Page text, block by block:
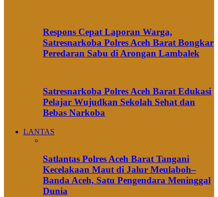
Respons Cepat Laporan Warga,
Satresnarkoba Polres Aceh Barat Bongkar
Peredaran Sabu di Arongan Lambalek
Satresnarkoba Polres Aceh Barat Edukasi
Pelajar Wujudkan Sekolah Sehat dan
Bebas Narkoba
LANTAS
Satlantas Polres Aceh Barat Tangani
Kecelakaan Maut di Jalur Meulaboh–
Banda Aceh, Satu Pengendara Meninggal
Dunia